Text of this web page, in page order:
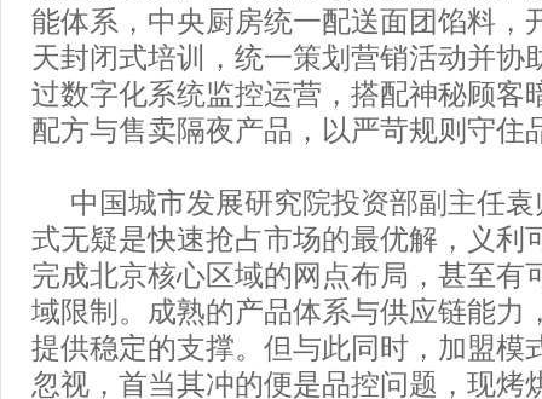
能体系，中央厨房统一配送面团馅料，
天封闭式培训，统一策划营销活动并协
过数字化系统监控运营，搭配神秘顾客
配方与售卖隔夜产品，以严苛规则守住
中国城市发展研究院投资部副主任
式无疑是快速抢占市场的最优解，义利
完成北京核心区域的网点布局，甚至有
域限制。成熟的产品体系与供应链能力
提供稳定的支撑。但与此同时，加盟模
忽视，首当其冲的便是品控问题，现烤